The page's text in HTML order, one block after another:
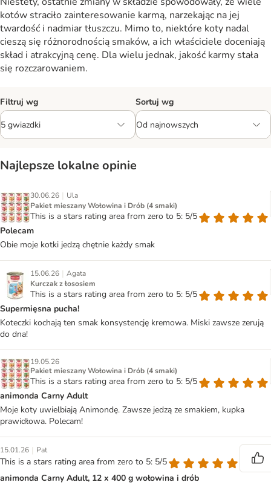
kotów straciło zainteresowanie karmą, narzekając na jej
twardość i nadmiar tłuszczu. Mimo to, niektóre koty nadal
cieszą się różnorodnością smaków, a ich właściciele doceniają
skład i atrakcyjną cenę. Dla wielu jednak, jakość karmy stała
się rozczarowaniem.
Filtruj wg Sortuj wg
Najlepsze lokalne opinie
30.06.26 | Ula
Pakiet mieszany Wołowina i Drób (4 smaki)
This is a stars rating area from zero to 5: 5/5
Polecam
Obie moje kotki jedzą chętnie każdy smak
15.06.26 | Agata
Kurczak z łososiem
This is a stars rating area from zero to 5: 5/5
Supermięsna pucha!
Koteczki kochają ten smak konsystencję kremowa. Miski zawsze zerują
do dna!
19.05.26
Pakiet mieszany Wołowina i Drób (4 smaki)
This is a stars rating area from zero to 5: 5/5
animonda Carny Adult
Moje koty uwielbiają Animondę. Zawsze jedzą ze smakiem, kupka
prawidłowa. Polecam!
15.01.26 | Pat
This is a stars rating area from zero to 5: 5/5
animonda Carny Adult, 12 x 400 g wołowina i drób